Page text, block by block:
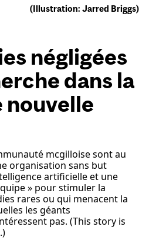
(Illustration: Jarred Briggs)
négligées
dans la
nouvelle
mcgilloise sont au
organisation sans but
artificielle et une
» pour stimuler la
rares ou qui menacent la
les géants
pas. (This story is